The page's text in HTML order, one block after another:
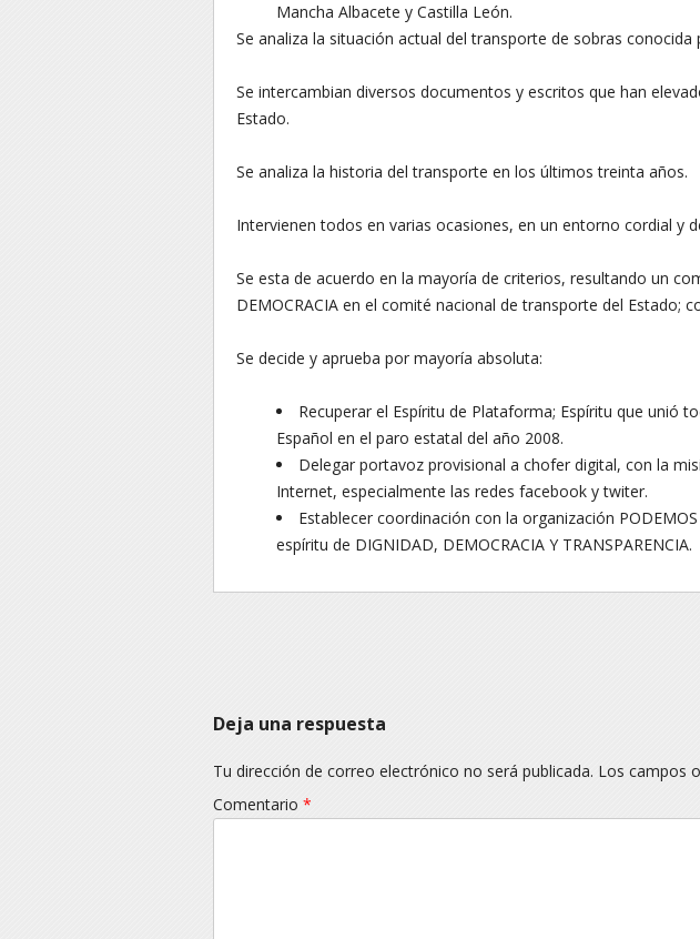
Mancha Albacete y Castilla León.
Se analiza la situación actual del transporte de sobras conocida
Se intercambian diversos documentos y escritos que han
Estado.
Se analiza la historia del transporte en los últimos treinta años.
Intervienen todos en varias ocasiones, en un entorno cordial y
Se esta de acuerdo en la mayoría de criterios, resultando un
DEMOCRACIA en el comité nacional de transporte del Estado;
Se decide y aprueba por mayoría absoluta:
Recuperar el Espíritu de Plataforma; Espíritu que unió
Español en el paro estatal del año 2008.
Delegar portavoz provisional a chofer digital, con la
Internet, especialmente las redes facebook y twiter.
Establecer coordinación con la organización
espíritu de DIGNIDAD, DEMOCRACIA Y TRANSPARENCIA.
Deja una respuesta
Tu dirección de correo electrónico no será publicada. Los campos
Comentario *